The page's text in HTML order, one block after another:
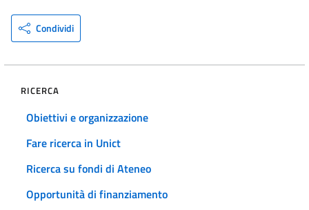
Condividi
RICERCA
Obiettivi e organizzazione
Fare ricerca in Unict
Ricerca su fondi di Ateneo
Opportunità di finanziamento